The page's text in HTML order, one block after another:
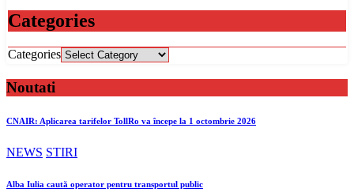
Categories
Categories
Noutati
CNAIR: Aplicarea tarifelor TollRo va începe la 1 octombrie 2026
NEWS STIRI
Alba Iulia caută operator pentru transportul public